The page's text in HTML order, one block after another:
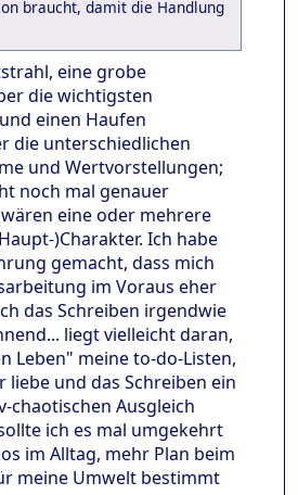
braucht, damit die Handlung
eine grobe
die wichtigsten
einen Haufen
die unterschiedlichen
und Wertvorstellungen;
noch mal genauer
eine oder mehrere
)Charakter. Ich habe
gemacht, dass mich
im Voraus eher
das Schreiben irgendwie
liegt vielleicht daran,
Leben" meine to-do-Listen,
liebe und das Schreiben ein
chaotischen Ausgleich
ich es mal umgekehrt
im Alltag, mehr Plan beim
meine Umwelt bestimmt